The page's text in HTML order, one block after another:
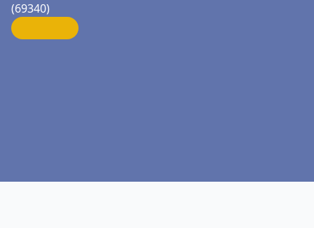
(69340)